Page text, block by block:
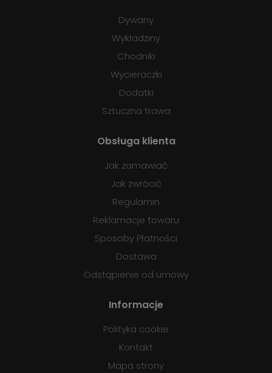
Dywany
Wykładziny
Chodniki
Wycieraczki
Dodatki
Sztuczna trawa
Obsługa klienta
Jak zamawiać
Jak zwrócić
Regulamin
Reklamacje towaru
Sposoby Płatności
Dostawa
Odstąpienie od umowy
Informacje
Polityka cookie
Kontakt
Mapa strony